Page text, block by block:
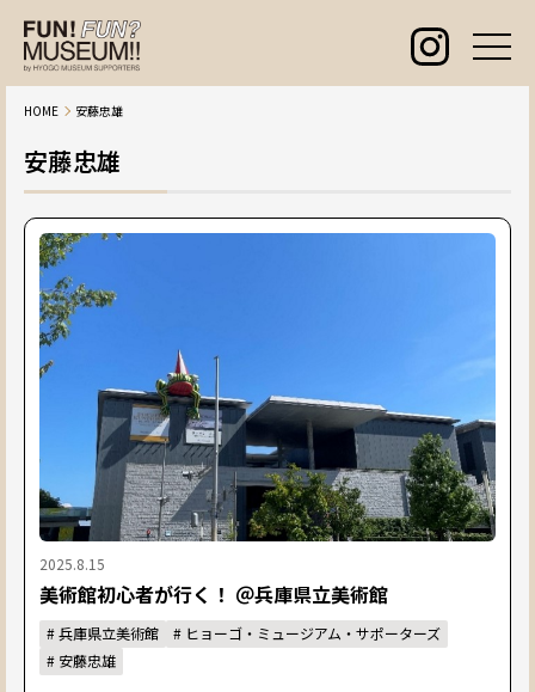
HOME 安藤忠雄
安藤忠雄
2025.8.15
美術館初心者が行く！ ＠兵庫県立美術館
#兵庫県立美術館 # ヒョーゴ・ミュージアム・サポーターズ
# 安藤忠雄